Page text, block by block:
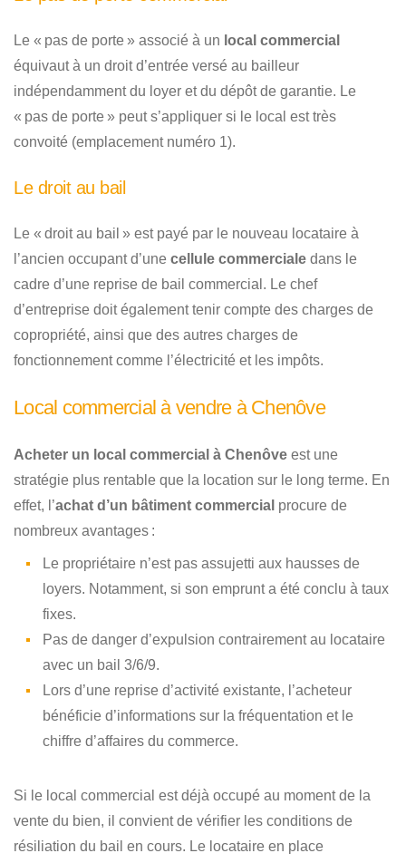
Le « pas de porte » associé à un local commercial
équivaut à un droit d’entrée versé au bailleur
indépendamment du loyer et du dépôt de garantie. Le
« pas de porte » peut s’appliquer si le local est très
convoité (emplacement numéro 1).
Le droit au bail
Le « droit au bail » est payé par le nouveau locataire à
l’ancien occupant d’une cellule commerciale dans le
cadre d’une reprise de bail commercial. Le chef
d’entreprise doit également tenir compte des charges de
copropriété, ainsi que des autres charges de
fonctionnement comme l’électricité et les impôts.
Local commercial à vendre à Chenôve
Acheter un local commercial à Chenôve est une
stratégie plus rentable que la location sur le long terme. En
effet, l’achat d’un bâtiment commercial procure de
nombreux avantages :
Le propriétaire n’est pas assujetti aux hausses de
loyers. Notamment, si son emprunt a été conclu à taux
fixes.
Pas de danger d’expulsion contrairement au locataire
avec un bail 3/6/9.
Lors d’une reprise d’activité existante, l’acheteur
bénéficie d’informations sur la fréquentation et le
chiffre d’affaires du commerce.
Si le local commercial est déjà occupé au moment de la
vente du bien, il convient de vérifier les conditions de
résiliation du bail en cours. Le locataire en place